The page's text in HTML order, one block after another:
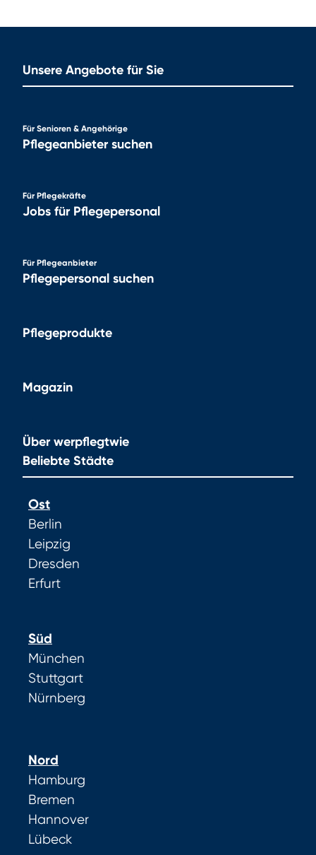
Unsere Angebote für Sie
Für Senioren & Angehörige
Pflegeanbieter suchen
Für Pflegekräfte
Jobs für Pflegepersonal
Für Pflegeanbieter
Pflegepersonal suchen
Pflegeprodukte
Magazin
Über werpflegtwie
Beliebte Städte
Ost
Berlin
Leipzig
Dresden
Erfurt
Süd
München
Stuttgart
Nürnberg
Nord
Hamburg
Bremen
Hannover
Lübeck